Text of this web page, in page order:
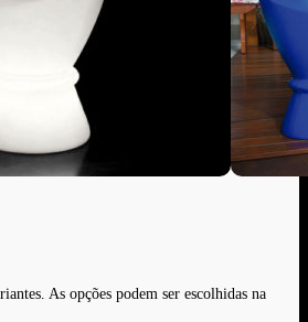
As opções podem ser escolhidas na